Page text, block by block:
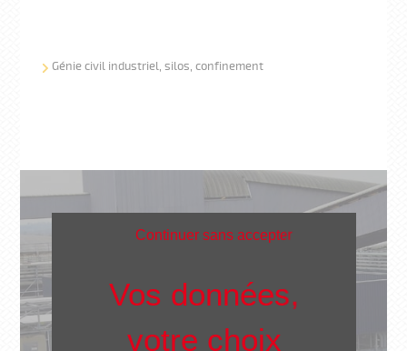
Génie civil industriel, silos, confinement
Continuer sans accepter